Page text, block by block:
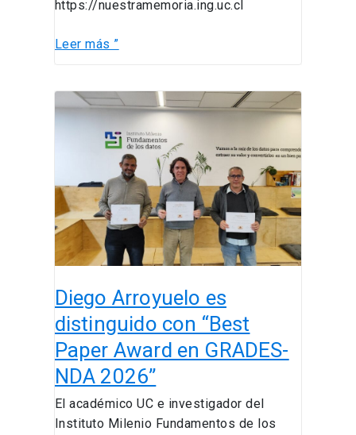
https://nuestramemoria.ing.uc.cl
Leer más ”
Diego Arroyuelo es
distinguido con “Best
Paper Award en GRADES-
NDA 2026”
El académico UC e investigador del
Instituto Milenio Fundamentos de los
Diego
Arroyuelo
distinguido
“Best
Paper
Award
en
NDA
2026”